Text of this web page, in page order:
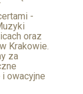
-
oraz
Krakowie.
za
owacyjne